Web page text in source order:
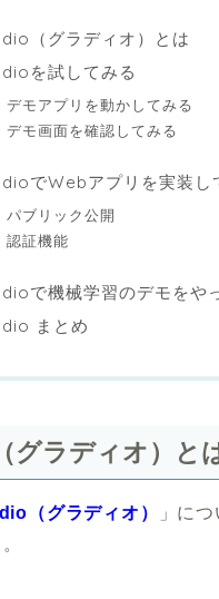
（グラディオ）とは
を試してみる
デモアプリを動かしてみる
デモ画面を確認してみる
でWebアプリを実装し
パブリック公開
認証機能
で機械学習のデモをや
まとめ
グラディオ）と
（グラディオ）
」に